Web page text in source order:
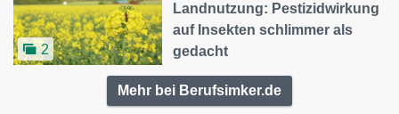
2
Landnutzung: Pestizidwirkung
auf Insekten schlimmer als
gedacht
Mehr bei Berufsimker.de